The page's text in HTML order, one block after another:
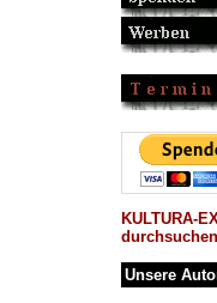
KULTURA-
Unsere